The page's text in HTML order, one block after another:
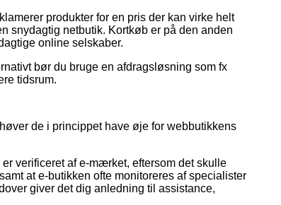
produkter for en pris der kan virke helt
snydagtig netbutik. Kortkøb er på den anden
online selskaber.
bør du bruge en afdragsløsning som fx
tidsrum.
de i princippet have øje for webbutikkens
verificeret af e-mærket, eftersom det skulle
at e-butikken ofte monitoreres af specialister
giver det dig anledning til assistance,